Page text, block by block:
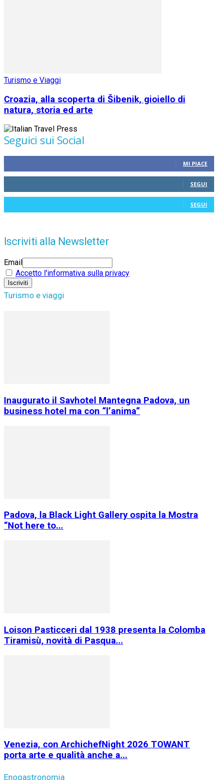
Turismo e Viaggi
Croazia, alla scoperta di Šibenik, gioiello di
natura, storia ed arte
Seguici sui Social
MI PIACE
SEGUI
SEGUI
Iscriviti alla Newsletter
Email
Accetto l'informativa sulla privacy
Turismo e viaggi
Inaugurato il Savhotel Mantegna Padova, un
business hotel ma con “l’anima”
Padova, la Black Light Gallery ospita la Mostra
“Not here to...
Loison Pasticceri dal 1938 presenta la Colomba
Tiramisù, novità di Pasqua...
Venezia, con ArchichefNight 2026 TOWANT
porta arte e qualità anche a...
Enogastronomia